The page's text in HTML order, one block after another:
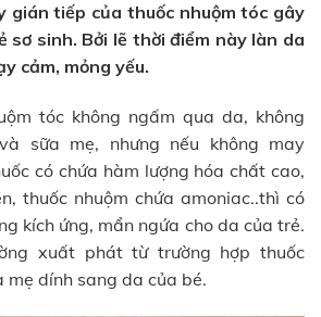
gián tiếp của thuốc nhuộm tóc gây
sơ sinh. Bởi lẽ thời điểm này làn da
cảm, mỏng yếu.
tóc không ngấm qua da, không
sữa mẹ, nhưng nếu không may
có chứa hàm lượng hóa chất cao,
thuốc nhuộm chứa amoniac..thì có
kích ứng, mẩn ngứa cho da của trẻ.
xuất phát từ trường hợp thuốc
mẹ dính sang da của bé.